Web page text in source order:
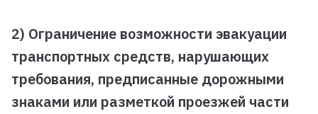
2) Ограничение возможности эвакуации
транспортных средств, нарушающих
требования, предписанные дорожными
знаками или разметкой проезжей части